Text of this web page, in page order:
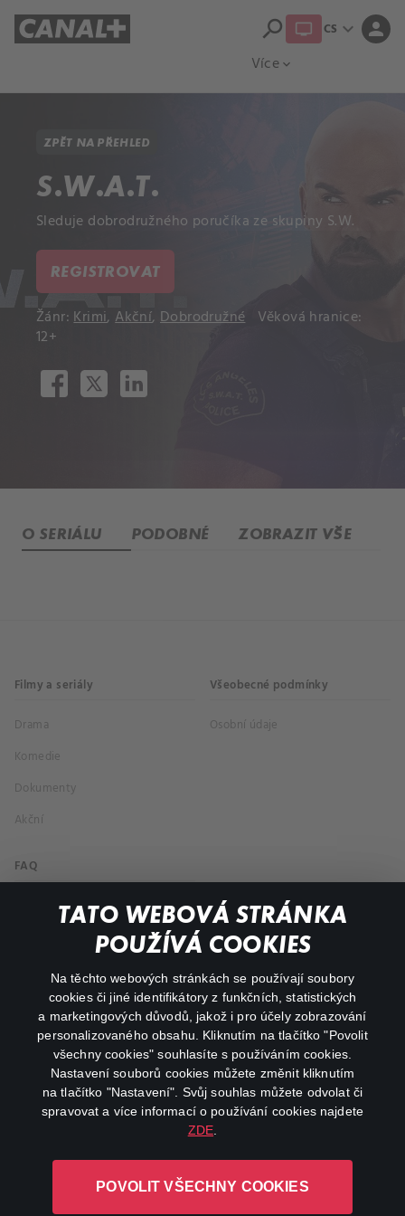
TATO WEBOVÁ STRÁNKA
POUŽÍVÁ COOKIES
Na těchto webových stránkách se používají soubory
cookies či jiné identifikátory z funkčních, statistických
a marketingových důvodů, jakož i pro účely zobrazování
personalizovaného obsahu. Kliknutím na tlačítko "Povolit
všechny cookies" souhlasíte s používáním cookies.
Nastavení souborů cookies můžete změnit kliknutím
na tlačítko "Nastavení". Svůj souhlas můžete odvolat či
spravovat a více informací o používání cookies najdete
ZDE
POVOLIT VŠECHNY COOKIES
Více expand_more
search CS expand_more person
ZPĚT NA PŘEHLED
S.W.A.T.
Sleduje dobrodružného poručíka ze skupiny S.W.
REGISTROVAT
Žánr:Krimi,Akční,Dobrodružné Věková hranice:
12+
O SERIÁLU PODOBNÉ ZOBRAZIT VŠE
Filmy a seriály
Drama
Komedie
Dokumenty
Akční
Všeobecné podmínky
Osobní údaje
FAQ
Můj účet
Důležité odkazy
facebookinstagram
youtube
L-1246 Luxembourg R.C.S.